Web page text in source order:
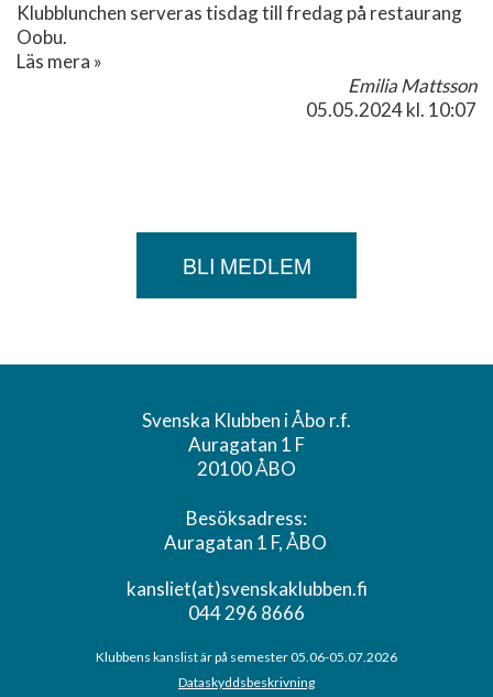
Klubblunchen serveras tisdag till fredag på restaurang
Oobu.
Läs mera »
Emilia Mattsson
05.05.2024kl. 10:07
BLI MEDLEM
Svenska Klubben i Åbo r.f.
Auragatan 1 F
20100 ÅBO
Besöksadress:
Auragatan 1 F, ÅBO
kansliet(at)svenskaklubben.fi
044 296 8666
Klubbens kanslist är på semester 05.06-05.07.2026
Dataskyddsbeskrivning